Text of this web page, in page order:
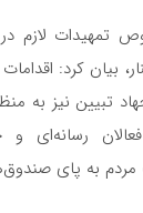
تمهیدات لازم در
بیان کرد:
تبیین نیز به
رسانه‌ای و
مردم به پای